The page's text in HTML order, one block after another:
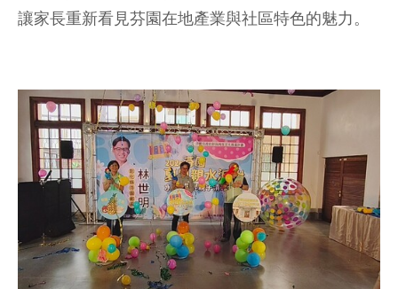
讓家長重新看見芬園在地產業與社區特色的魅力。